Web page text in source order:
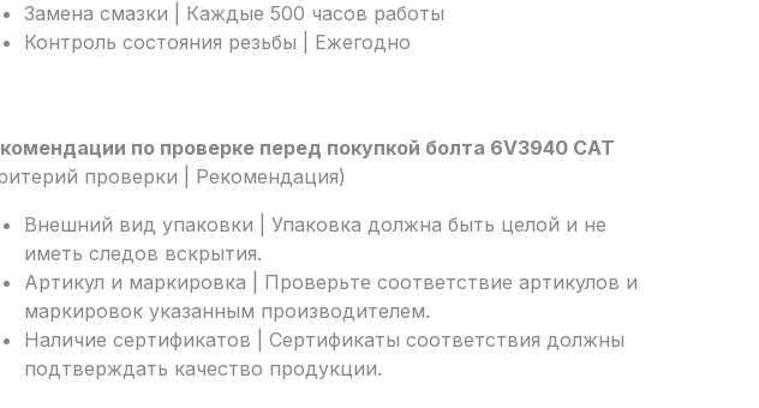
Замена смазки | Каждые 500 часов работы
Контроль состояния резьбы | Ежегодно
по проверке перед покупкой болта 6V3940 CAT
проверки | Рекомендация)
Внешний вид упаковки | Упаковка должна быть целой и не
иметь следов вскрытия.
Артикул и маркировка | Проверьте соответствие артикулов и
маркировок указанным производителем.
Наличие сертификатов | Сертификаты соответствия должны
подтверждать качество продукции.